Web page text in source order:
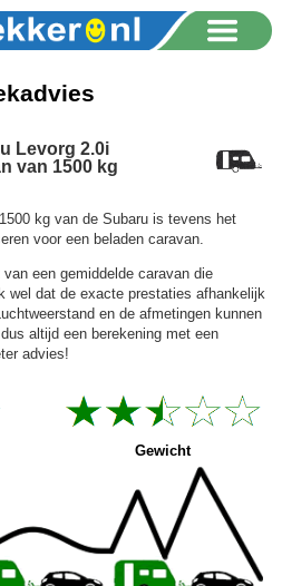
Levorg 2.0i
van 1500 kg
kg van de Subaru is tevens het
voor een beladen caravan.
een gemiddelde caravan die
wel dat de exacte prestaties afhankelijk
en de afmetingen kunnen
altijd een berekening met een
advies!
Gewicht